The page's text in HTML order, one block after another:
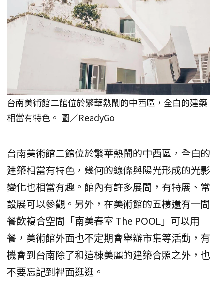
台南美術館二館位於繁華熱鬧的中西區，全白的建築
相當有特色。 圖／ReadyGo
台南美術館二館位於繁華熱鬧的中西區，全白的
建築相當有特色，幾何的線條與陽光形成的光影
變化也相當有趣。館內有許多展間，有特展、常
設展可以參觀。另外，在美術館的五樓還有一間
餐飲複合空間「南美春室 The POOL」可以用
餐，美術館外面也不定期會舉辦市集等活動，有
機會到台南除了和這棟美麗的建築合照之外，也
不要忘記到裡面逛逛。